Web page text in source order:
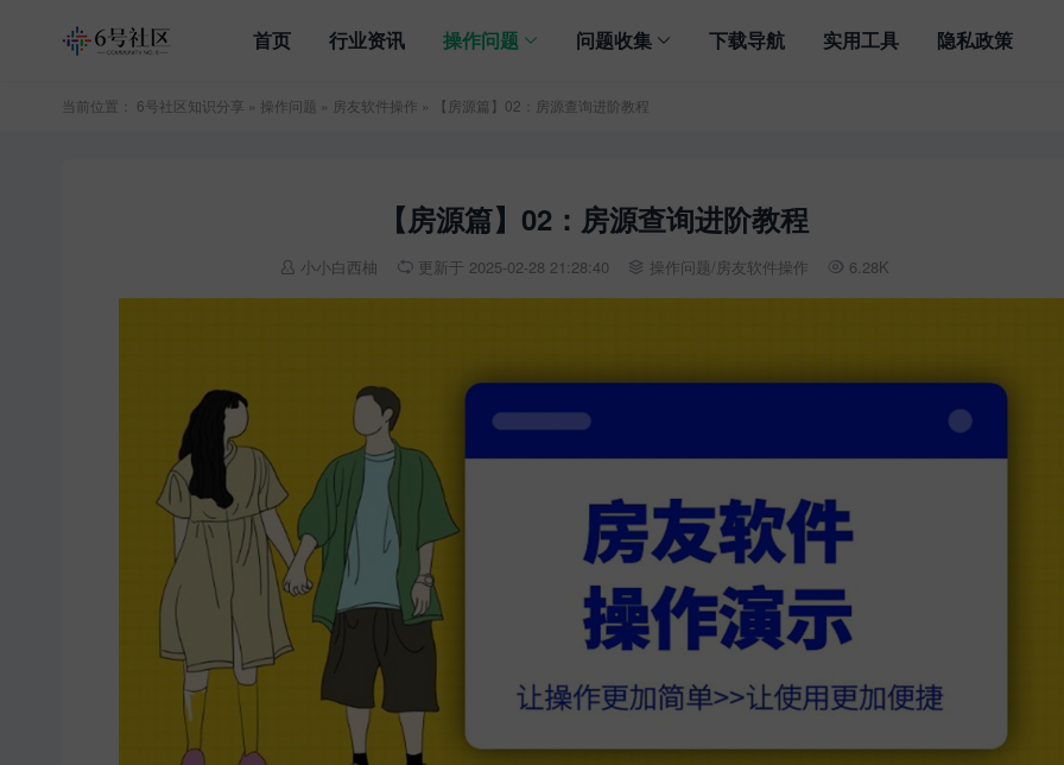
首页 行业资讯 操作问题 问题收集 下载导航 实用工具 隐私政策
当前位置： 6号社区知识分享 » 操作问题 » 房友软件操作 » 【房源篇】02：房源查询进阶教程
【房源篇】02：房源查询进阶教程
 小小白西柚  更新于 2025-02-28 21:28:40  操作问题/房友软件操作  6.28K